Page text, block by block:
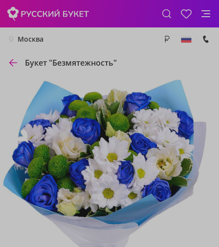
Москва
Букет "Безмятежность"